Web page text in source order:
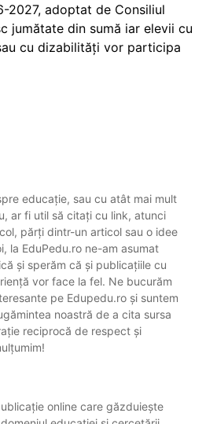
2027, adoptat de Consiliul
jumătate din sumă iar elevii cu
cu dizabilităţi vor participa
educație, sau cu atât mai mult
ar fi util să citați cu link, atunci
părți dintr-un articol sau o idee
la EduPedu.ro ne-am asumat
și sperăm că și publicațiile cu
vor face la fel. Ne bucurăm
pe Edupedu.ro și suntem
noastră de a cita sursa
reciprocă de respect și
online care găzduiește